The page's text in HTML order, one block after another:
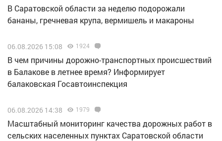
В Саратовской области за неделю подорожали
бананы, гречневая крупа, вермишель и макароны
06.08.2026 15:08 1924
В чем причины дорожно-транспортных происшествий
в Балакове в летнее время? Информирует
балаковская Госавтоинспекция
06.08.2026 14:38 1979
Масштабный мониторинг качества дорожных работ в
сельских населенных пунктах Саратовской области